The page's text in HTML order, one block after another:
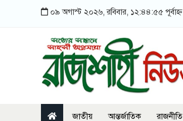
০৯ অগাস্ট ২০২৬, রবিবার, ১২:৪৪:৫৫ পূর্বাহ্ন
জাতীয় আন্তর্জাতিক রাজনীতি